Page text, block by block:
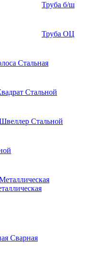
Труба б/ш
Труба ОЦ
Стальная
Стальной
Стальной
Сварная